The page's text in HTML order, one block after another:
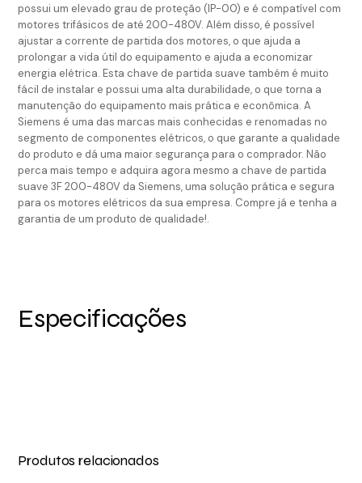
possui um elevado grau de proteção (IP-00) e é compatível com
motores trifásicos de até 200-480V. Além disso, é possível
ajustar a corrente de partida dos motores, o que ajuda a
prolongar a vida útil do equipamento e ajuda a economizar
energia elétrica. Esta chave de partida suave também é muito
fácil de instalar e possui uma alta durabilidade, o que torna a
manutenção do equipamento mais prática e econômica. A
Siemens é uma das marcas mais conhecidas e renomadas no
segmento de componentes elétricos, o que garante a qualidade
do produto e dá uma maior segurança para o comprador. Não
perca mais tempo e adquira agora mesmo a chave de partida
suave 3F 200-480V da Siemens, uma solução prática e segura
para os motores elétricos da sua empresa. Compre já e tenha a
garantia de um produto de qualidade!.
Especificações
Produtos relacionados